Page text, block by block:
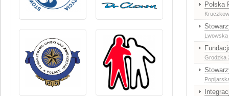
Polska
Lwowska
Grodzka